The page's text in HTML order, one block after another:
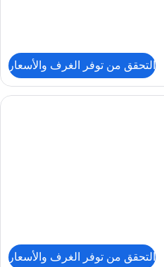
التحقق من توفر الغرف والأسعار
ملاءات للفراش لا تسبب الحساسية
التحقق من توفر الغرف والأسعار